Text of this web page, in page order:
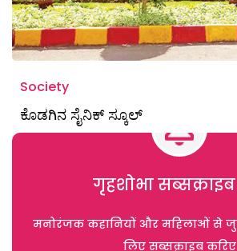
Society
ಕೊಡಗಿನ ಸೈನಿಕ್ ಸ್ಕೂಲ್
गृहशोभा
मनोरंजक कहानियों और महिलाओं से
लिए सब्सक्राइब करिए